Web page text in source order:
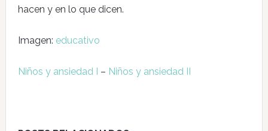
hacen y en lo que dicen.
Imagen: educativo
Niños y ansiedad I – Niños y ansiedad II